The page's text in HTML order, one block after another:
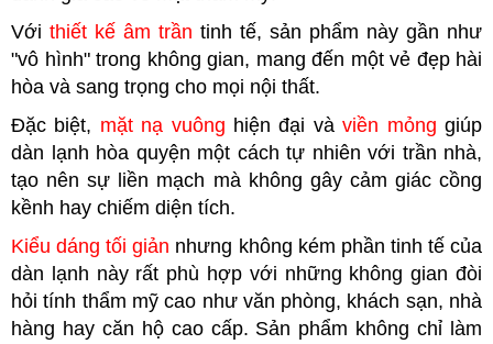
Với thiết kế âm trần tinh tế, sản phẩm này gần như
"vô hình" trong không gian, mang đến một vẻ đẹp hài
hòa và sang trọng cho mọi nội thất.
Đặc biệt, mặt nạ vuông hiện đại vàviền mỏng giúp
dàn lạnh hòa quyện một cách tự nhiên với trần nhà,
tạo nên sự liền mạch mà không gây cảm giác cồng
kềnh hay chiếm diện tích.
Kiểu dáng tối giản nhưng không kém phần tinh tế của
dàn lạnh này rất phù hợp với những không gian đòi
hỏi tính thẩm mỹ cao như văn phòng, khách sạn, nhà
hàng hay căn hộ cao cấp. Sản phẩm không chỉ làm